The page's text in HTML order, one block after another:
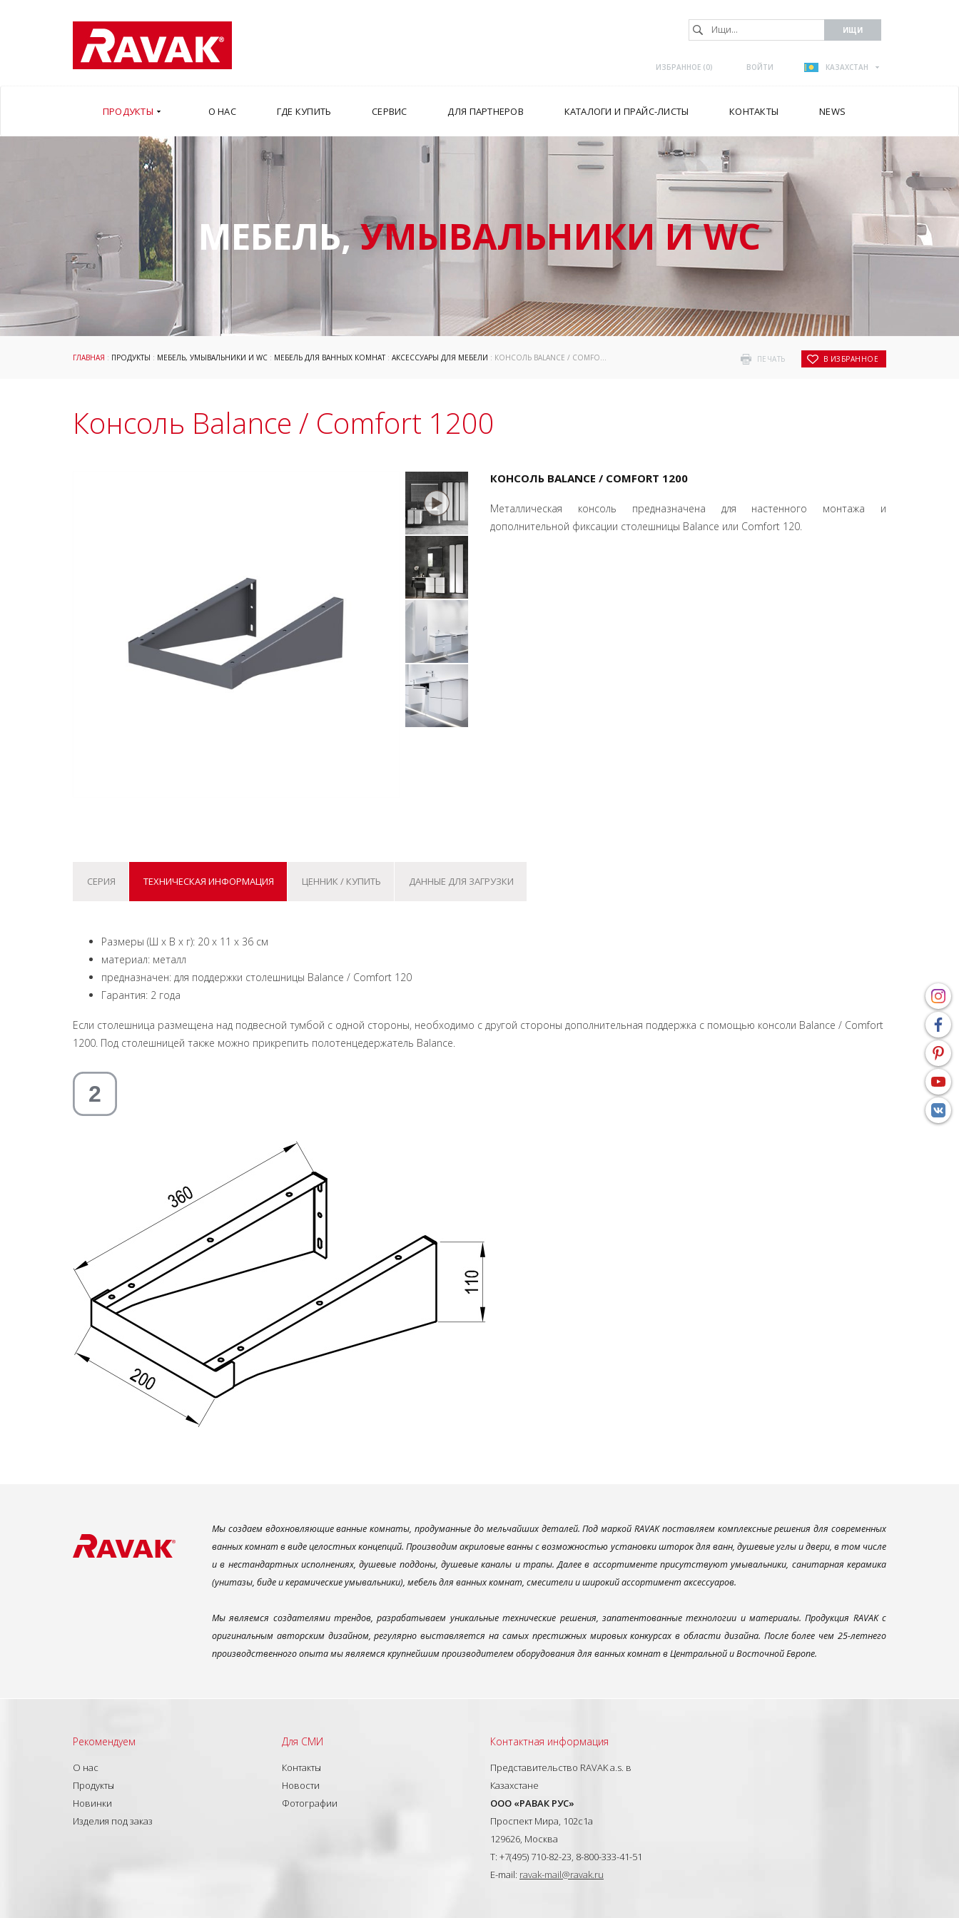
ИЗБРАННОЕ (0) ВОЙТИ КАЗАХСТАН
ПРОДУКТЫ О НАС ГДЕ КУПИТЬ СЕРВИС ДЛЯ ПАРТНЕРОВ КАТАЛОГИ И ПРАЙС-ЛИСТЫ КОНТАКТЫ NEWS
МЕБЕЛЬ,УМЫВАЛЬНИКИ И WC
ПЕЧАТЬ В ИЗБРАННОЕ
ГЛАВНАЯ : ПРОДУКТЫ : МЕБЕЛЬ, УМЫВАЛЬНИКИ И WC : МЕБЕЛЬ ДЛЯ ВАННЫХ КОМНАТ: АКСЕССУАРЫ ДЛЯ МЕБЕЛИ : КОНСОЛЬ BALANCE / COMFORT 1200
Консоль Balance / Comfort 1200
КОНСОЛЬ BALANCE / COMFORT 1200
Металлическая консоль предназначена для настенного монтажа и
дополнительной фиксации столешницы Balance или Comfort 120.
СЕРИЯ ТЕХНИЧЕСКАЯ ИНФОРМАЦИЯ ЦЕННИК / КУПИТЬ ДАННЫЕ ДЛЯ ЗАГРУЗКИ
Размеры (Ш х В х г): 20 x 11 x 36 см
материал: металл
предназначен: для поддержки столешницы Balance / Comfort 120
Гарантия: 2 года
Если столешница размещена над подвесной тумбой с одной стороны, необходимо с другой стороны дополнительная поддержка с помощью консоли Balance / Comfort
1200. Под столешницей также можно прикрепить полотенцедержатель Balance.
Мы создаем вдохновляющие ванные комнаты, продуманные до мельчайших деталей. Под маркой RAVAK поставляем комплексные решения для современных
ванных комнат в виде целостных концепций. Производим акриловые ванны с возможностью установки шторок для ванн, душевые углы и двери, в том числе
и в нестандартных исполнениях, душевые поддоны, душевые каналы и трапы. Далее в ассортименте присутствуют умывальники, санитарная керамика
(унитазы, биде и керамические умывальники), мебель для ванных комнат, смесители и широкий ассортимент аксессуаров.
Мы являемся создателями трендов, разрабатываем уникальные технические решения, запатентованные технологии и материалы. Продукция RAVAK с
оригинальным авторским дизайном, регулярно выставляется на самых престижных мировых конкурсах в области дизайна. После более чем 25-летнего
производственного опыта мы являемся крупнейшим производителем оборудования для ванных комнат в Центральной и Восточной Европе.
Рекомендуем
О нас
Продукты
Новинки
Изделия под заказ
Для СМИ
Контакты
Новости
Фотографии
Контактная информация
Представительство RAVAK a.s. в
Казахстане
ООО «РАВАК РУС»
Проспект Мира, 102с1а
129626, Москва
T: +7(495) 710-82-23, 8-800-333-41-51
E-mail: ravak-mail@ravak.ru